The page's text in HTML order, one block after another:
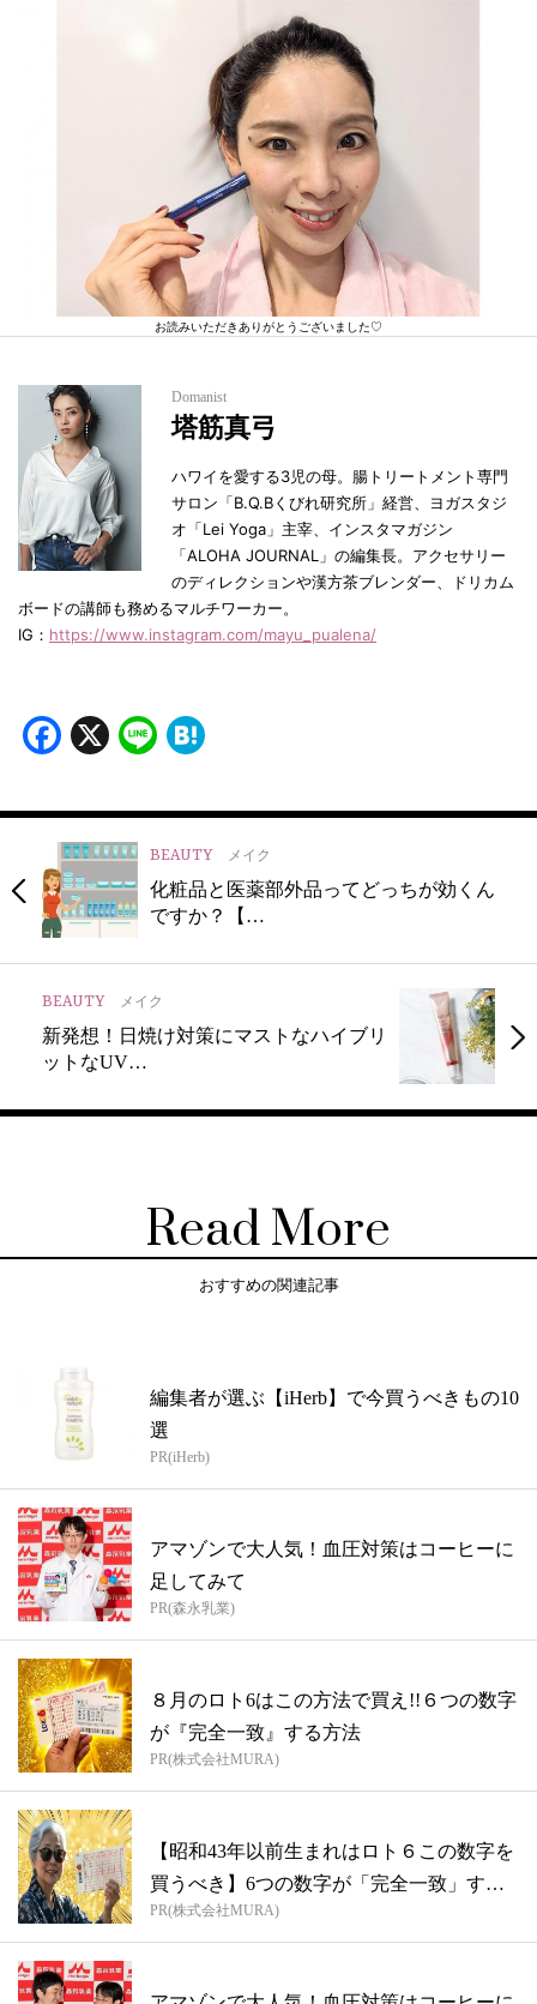
お読みいただきありがとうございました♡
Domanist
塔筋真弓
ハワイを愛する3児の母。腸トリートメント専門
サロン「B.Q.Bくびれ研究所」経営、ヨガスタジ
オ「Lei Yoga」主宰、インスタマガジン
「ALOHA JOURNAL」の編集長。アクセサリー
のディレクションや漢方茶ブレンダー、ドリカム
ボードの講師も務めるマルチワーカー。
IG： https://www.instagram.com/mayu_pualena/
Facebook
X Line
BEAUTY メイク
化粧品と医薬部外品ってどっちが効くん
ですか？【…
BEAUTY メイク
新発想！日焼け対策にマストなハイブリ
ットなUV…
Read More
おすすめの関連記事
編集者が選ぶ【iHerb】で今買うべきもの10
選
PR(iHerb)
アマゾンで大人気！血圧対策はコーヒーに
足してみて
PR(森永乳業)
８月のロト6はこの方法で買え!!６つの数字
が『完全一致』する方法
PR(株式会社MURA)
【昭和43年以前生まれはロト６この数字を
買うべき】6つの数字が「完全一致」する
方...
PR(株式会社MURA)